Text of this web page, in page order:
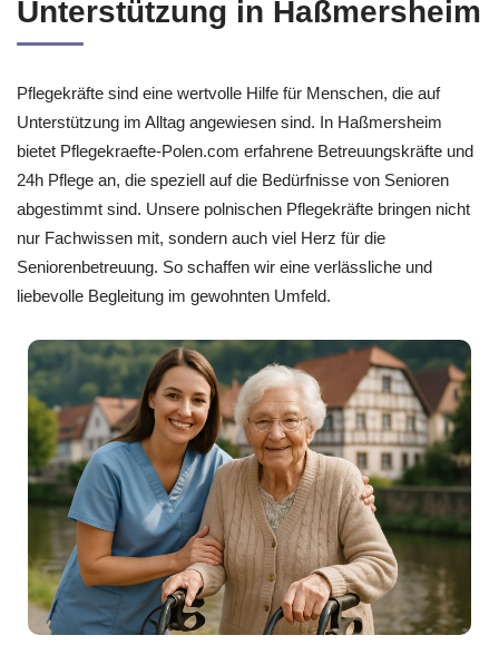
Unterstützung in Haßmersheim
Pflegekräfte sind eine wertvolle Hilfe für Menschen, die auf
Unterstützung im Alltag angewiesen sind. In Haßmersheim
bietet Pflegekraefte-Polen.com erfahrene Betreuungskräfte und
24h Pflege an, die speziell auf die Bedürfnisse von Senioren
abgestimmt sind. Unsere polnischen Pflegekräfte bringen nicht
nur Fachwissen mit, sondern auch viel Herz für die
Seniorenbetreuung. So schaffen wir eine verlässliche und
liebevolle Begleitung im gewohnten Umfeld.